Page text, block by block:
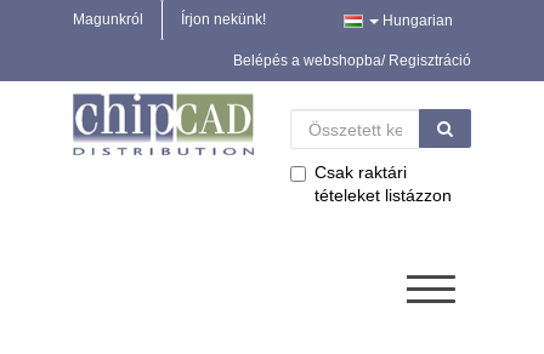
Magunkról Írjon nekünk! Hungarian
Belépés a webshopba/ Regisztráció
Csak raktári
tételeket listázzon